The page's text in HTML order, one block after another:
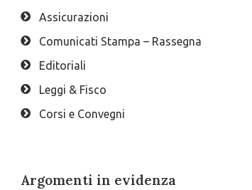
Assicurazioni
Comunicati Stampa – Rassegna
Editoriali
Leggi & Fisco
Corsi e Convegni
Argomenti in evidenza